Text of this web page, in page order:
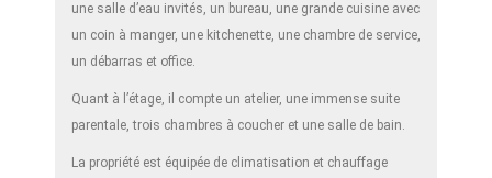
une salle d’eau invités, un bureau, une grande cuisine avec
un coin à manger, une kitchenette, une chambre de service,
un débarras et office.
Quant à l’étage, il compte un atelier, une immense suite
parentale, trois chambres à coucher et une salle de bain.
La propriété est équipée de climatisation et chauffage